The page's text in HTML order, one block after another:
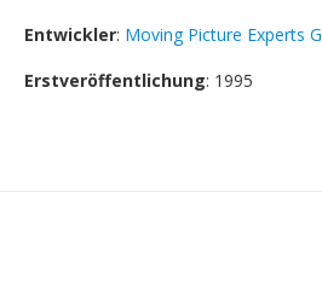
Entwickler: Moving Picture Experts
Erstveröffentlichung: 1995